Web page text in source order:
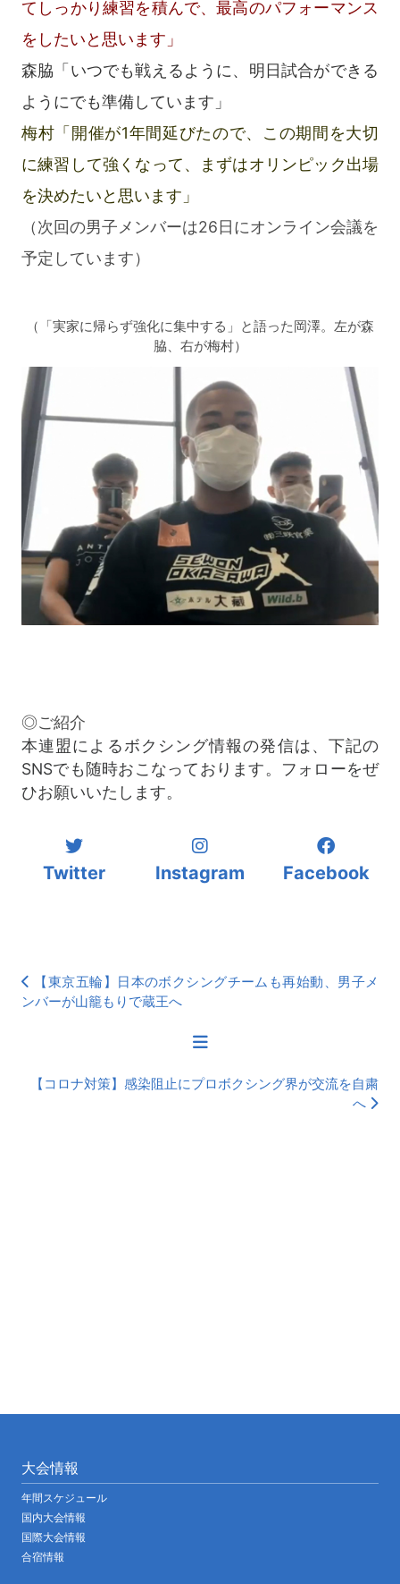
てしっかり練習を積んで、最高のパフォーマンス
をしたいと思います」
森脇「いつでも戦えるように、明日試合ができる
ようにでも準備しています」
梅村「開催が1年間延びたので、この期間を大切
に練習して強くなって、まずはオリンピック出場
を決めたいと思います」
（次回の男子メンバーは26日にオンライン会議を
予定しています）
（「実家に帰らず強化に集中する」と語った岡澤。左が森
脇、右が梅村）
◎ご紹介
本連盟によるボクシング情報の発信は、下記の
SNSでも随時おこなっております。フォローをぜ
ひお願いいたします。
Twitter Instagram Facebook
【東京五輪】日本のボクシングチームも再始動、男子メ
ンバーが山籠もりで蔵王へ
【コロナ対策】感染阻止にプロボクシング界が交流を自粛
へ
大会情報
年間スケジュール
国内大会情報
国際大会情報
合宿情報